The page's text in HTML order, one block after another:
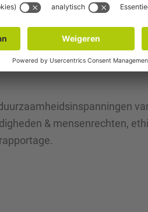
Faber Group te zien.”
van Faber Group, bekijk
& mensenrechten,